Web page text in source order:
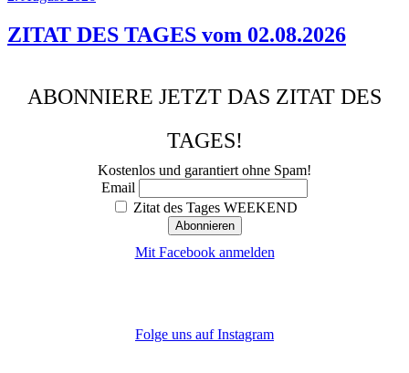
ZITAT DES TAGES vom 02.08.2026
ABONNIERE JETZT DAS ZITAT DES
TAGES!
Kostenlos und garantiert ohne Spam!
Email
Zitat des Tages WEEKEND
Mit Facebook anmelden
Folge uns auf Instagram